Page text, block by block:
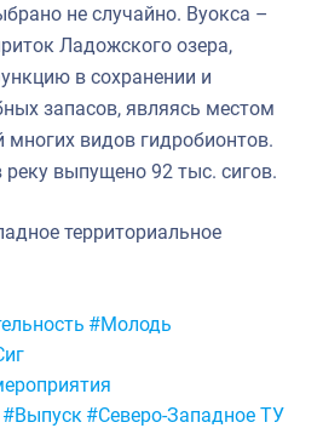
не случайно. Вуокса –
Ладожского озера,
в сохранении и
запасов, являясь местом
многих видов гидробионтов.
реку выпущено 92 тыс. сигов.
территориальное
#Молодь
#Выпуск #Северо-Западное ТУ